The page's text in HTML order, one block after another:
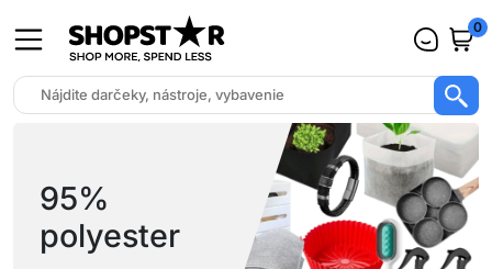
0
95%
polyester